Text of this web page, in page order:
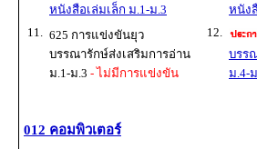
หนังสือเล่มเล็ก ม.1-ม.3
หนัง
11.
625 การแข่งขันยุว
บรรณารักษ์ส่งเสริมการอ่าน
ม.1-ม.3 - ไม่มีการแข่งขัน
12.
บรร
ม.4-
012 คอมพิวเตอร์